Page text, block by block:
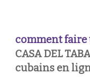
comment
CASA DEL
cubains en